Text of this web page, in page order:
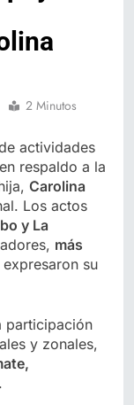
2 Minutos
actividades
respaldo a la
Carolina
Los actos
y La
más
expresaron su
participación
y zonales,
.